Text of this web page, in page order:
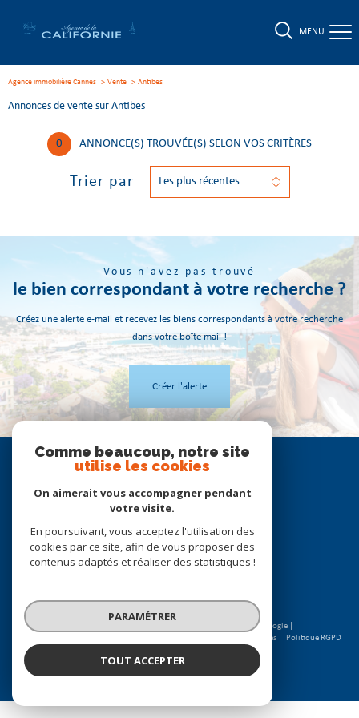
MENU
Agence immobilière Cannes Vente antibes
Annonces de vente sur Antibes
0 ANNONCE(S) TROUVÉE(S) SELON VOS CRITÈRES
Trier par Les plus récentes
Vous n'avez pas trouvé
le bien correspondant à votre recherche ?
Créez une alerte e-mail et recevez les biens correspondants à votre recherche
dans votre boîte mail !
Créer l'alerte
Se
connecter
espace propriétaire
Nous
suivre
© 2026 | Tous droits réservés | Traduction powered by Google |
Partenaires
Politique RGPD
Comme beaucoup, notre site
utilise les cookies
On aimerait vous accompagner pendant
votre visite.
En poursuivant, vous acceptez l'utilisation des
cookies par ce site, afin de vous proposer des
contenus adaptés et réaliser des statistiques !
PARAMÉTRER
TOUT ACCEPTER